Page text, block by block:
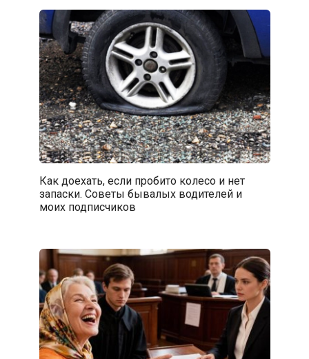
Как доехать, если пробито колесо и нет
запаски. Советы бывалых водителей и
моих подписчиков